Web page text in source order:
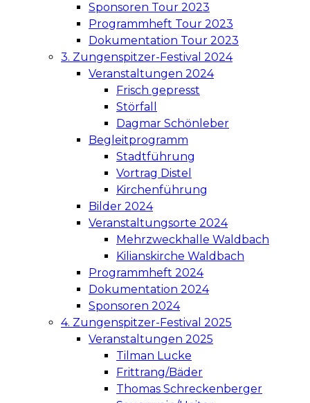
Sponsoren Tour 2023
Programmheft Tour 2023
Dokumentation Tour 2023
3. Zungenspitzer-Festival 2024
Veranstaltungen 2024
Frisch gepresst
Störfall
Dagmar Schönleber
Begleitprogramm
Stadtführung
Vortrag Distel
Kirchenführung
Bilder 2024
Veranstaltungsorte 2024
Mehrzweckhalle Waldbach
Kilianskirche Waldbach
Programmheft 2024
Dokumentation 2024
Sponsoren 2024
4. Zungenspitzer-Festival 2025
Veranstaltungen 2025
Tilman Lucke
Frittrang/Bäder
Thomas Schreckenberger